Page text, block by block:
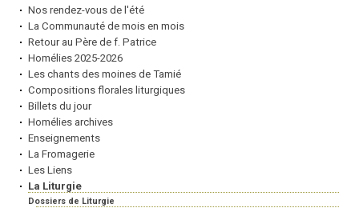
Nos rendez-vous de l'été
La Communauté de mois en mois
Retour au Père de f. Patrice
Homélies 2025-2026
Les chants des moines de Tamié
Compositions florales liturgiques
Billets du jour
Homélies archives
Enseignements
La Fromagerie
Les Liens
La Liturgie
Dossiers de Liturgie